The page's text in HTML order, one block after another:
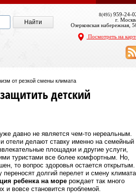
8(495) 959-24-
г.
Озерковская набережная,
Посмотреть на
от резкой смены климата
детский
давно не является чем-то нереальным.
отели делают ставку именно на семейный
площадки и другие услуги,
туристами все более комфортным. Но,
то вопрос здоровья остается открытым.
переносят долгий перелет и смену
ребенка на море рождает так много
и вовсе становится проблемой.